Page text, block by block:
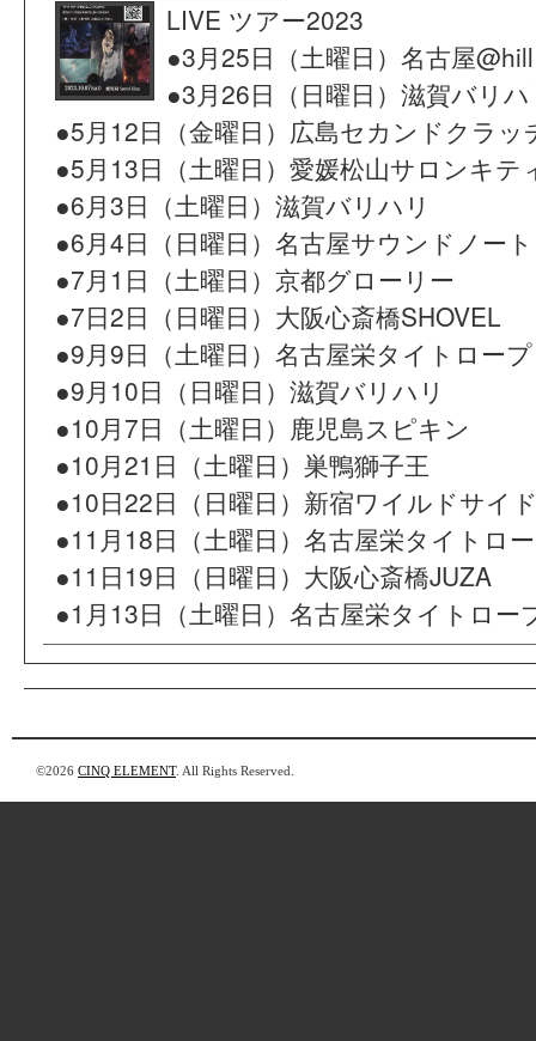
LIVE ツアー2023
●3月25日（土曜日）名古屋@hill
●3月26日（日曜日）滋賀バリ
●5月12日（金曜日）広島セカンドクラッ
●5月13日（土曜日）愛媛松山サロンキテ
●6月3日（土曜日）滋賀バリハリ
●6月4日（日曜日）名古屋サウンドノート
●7月1日（土曜日）京都グローリー
●7日2日（日曜日）大阪心斎橋SHOVEL
●9月9日（土曜日）名古屋栄タイトロープ
●9月10日（日曜日）滋賀バリハリ
●10月7日（土曜日）鹿児島スピキン
●10月21日（土曜日）巣鴨獅子王
●10日22日（日曜日）新宿ワイルドサイ
●11月18日（土曜日）名古屋栄タイトロ
●11日19日（日曜日）大阪心斎橋JUZA
●1 月 13 日（土曜日）名古屋栄タイトロー
©2026 CINQ ELEMENT. All Rights Reserved.